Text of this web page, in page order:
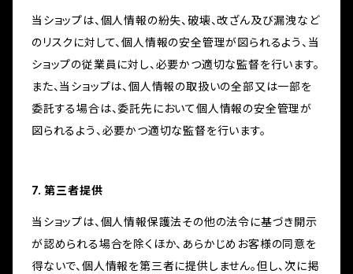
当ショップは、個人情報の紛失、破壊、改ざん及び漏洩など
のリスクに対して、個人情報の安全管理が図られるよう、当
ショップの従業員に対し、必要かつ適切な監督を行います。
また、当ショップは、個人情報の取扱いの全部又は一部を
委託する場合は、委託先において個人情報の安全管理が
図られるよう、必要かつ適切な監督を行います。
7. 第三者提供
当ショップは、個人情報保護法その他の法令に基づき開示
が認められる場合を除くほか、あらかじめお客様の同意を
得ないで、個人情報を第三者に提供しません。但し、次に掲